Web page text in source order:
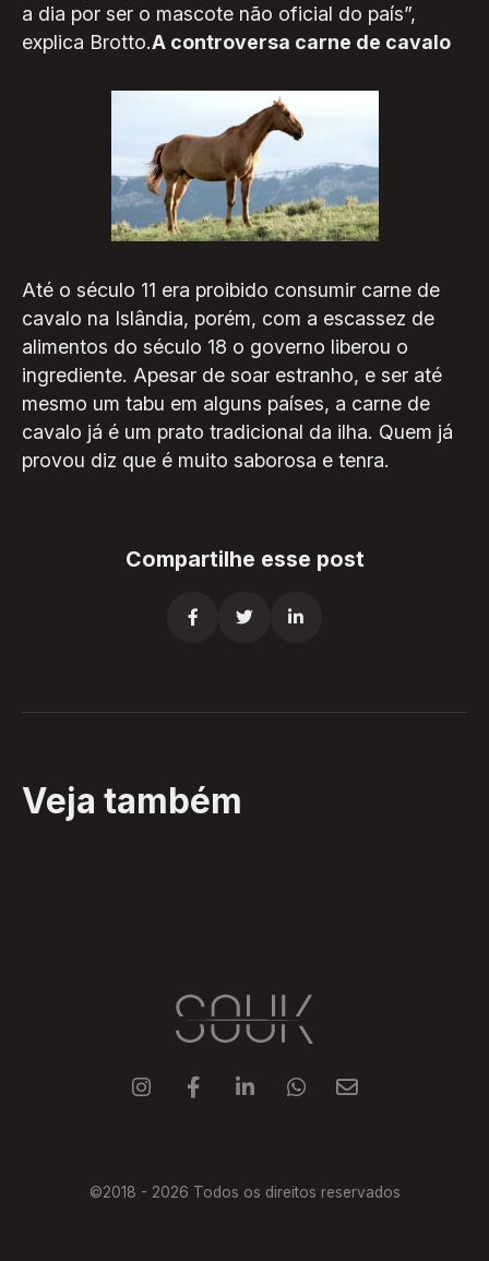
a dia por ser o mascote não oficial do país”,
explica Brotto.A controversa carne de cavalo
Até o século 11 era proibido consumir carne de
cavalo na Islândia, porém, com a escassez de
alimentos do século 18 o governo liberou o
ingrediente. Apesar de soar estranho, e ser até
mesmo um tabu em alguns países, a carne de
cavalo já é um prato tradicional da ilha. Quem já
provou diz que é muito saborosa e tenra.
Compartilhe esse post
  
Veja também
    
©2018 - 2026 Todos os direitos reservados